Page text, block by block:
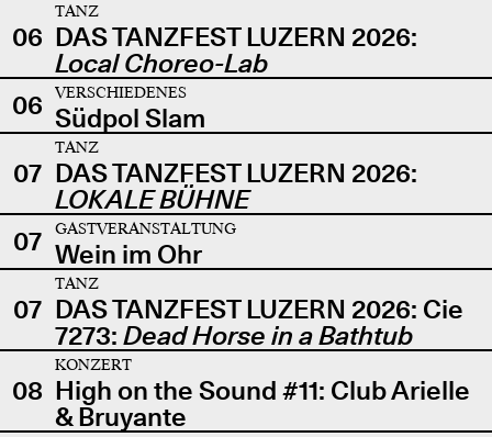
06
TANZ
DAS TANZFEST LUZERN 2026:
Local Choreo-Lab
06
VERSCHIEDENES
Südpol Slam
07
TANZ
DAS TANZFEST LUZERN 2026:
LOKALE BÜHNE
07
GASTVERANSTALTUNG
Wein im Ohr
07
TANZ
DAS TANZFEST LUZERN 2026: Cie
7273: Dead Horse in a Bathtub
08
KONZERT
High on the Sound #11: Club Arielle
& Bruyante